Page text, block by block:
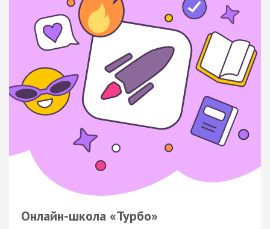
Онлайн-школа «Турбо»